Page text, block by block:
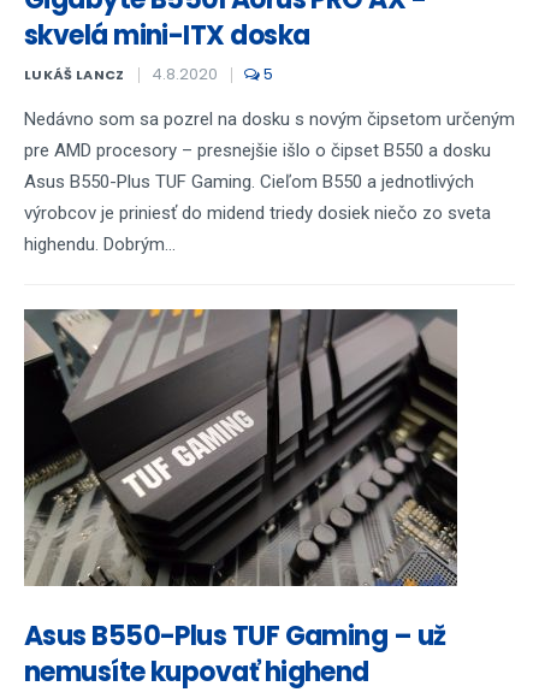
skvelá mini-ITX doska
LUKÁŠ LANCZ 4.8.2020 5
Nedávno som sa pozrel na dosku s novým čipsetom určeným
pre AMD procesory – presnejšie išlo o čipset B550 a dosku
Asus B550-Plus TUF Gaming. Cieľom B550 a jednotlivých
výrobcov je priniesť do midend triedy dosiek niečo zo sveta
highendu. Dobrým...
Asus B550-Plus TUF Gaming – už
nemusíte kupovať highend